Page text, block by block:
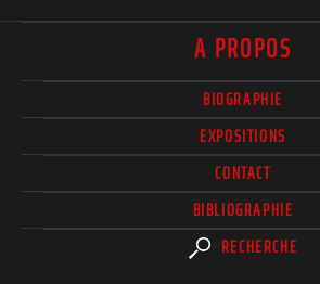
A PROPOS
BIOGRAPHIE
EXPOSITIONS
CONTACT
BIBLIOGRAPHIE
RECHERCHE